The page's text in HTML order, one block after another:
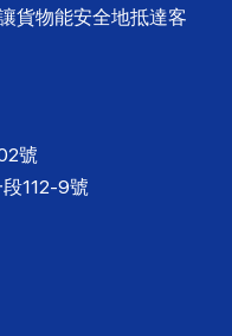
貨物能安全地抵達客
號
112-9號